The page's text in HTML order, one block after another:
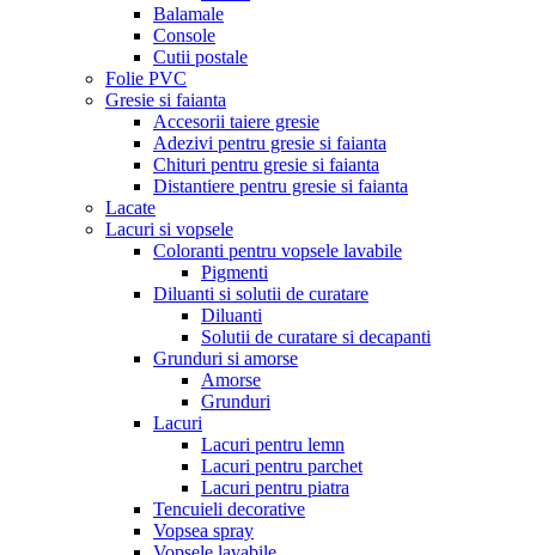
Balamale
Console
Cutii postale
Folie PVC
Gresie si faianta
Accesorii taiere gresie
Adezivi pentru gresie si faianta
Chituri pentru gresie si faianta
Distantiere pentru gresie si faianta
Lacate
Lacuri si vopsele
Coloranti pentru vopsele lavabile
Pigmenti
Diluanti si solutii de curatare
Diluanti
Solutii de curatare si decapanti
Grunduri si amorse
Amorse
Grunduri
Lacuri
Lacuri pentru lemn
Lacuri pentru parchet
Lacuri pentru piatra
Tencuieli decorative
Vopsea spray